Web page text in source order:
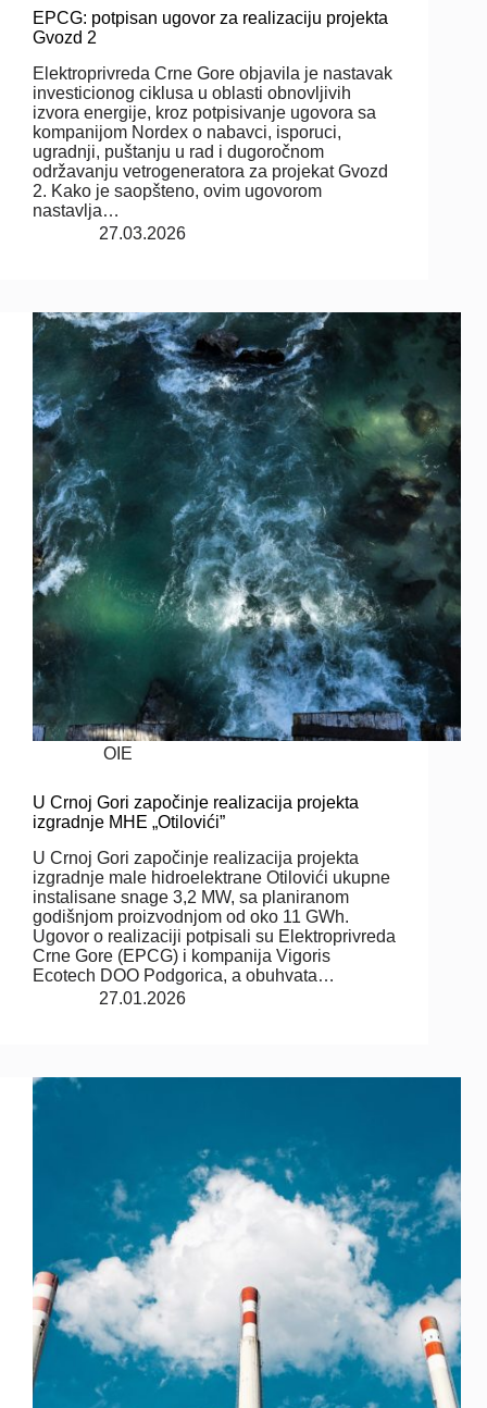
EPCG: potpisan ugovor za realizaciju projekta
Gvozd 2
Elektroprivreda Crne Gore objavila je nastavak
investicionog ciklusa u oblasti obnovljivih
izvora energije, kroz potpisivanje ugovora sa
kompanijom Nordex o nabavci, isporuci,
ugradnji, puštanju u rad i dugoročnom
održavanju vetrogeneratora za projekat Gvozd
2. Kako je saopšteno, ovim ugovorom
nastavlja…
27.03.2026
OIE
U Crnoj Gori započinje realizacija projekta
izgradnje MHE „Otilovići”
U Crnoj Gori započinje realizacija projekta
izgradnje male hidroelektrane Otilovići ukupne
instalisane snage 3,2 MW, sa planiranom
godišnjom proizvodnjom od oko 11 GWh.
Ugovor o realizaciji potpisali su Elektroprivreda
Crne Gore (EPCG) i kompanija Vigoris
Ecotech DOO Podgorica, a obuhvata…
27.01.2026